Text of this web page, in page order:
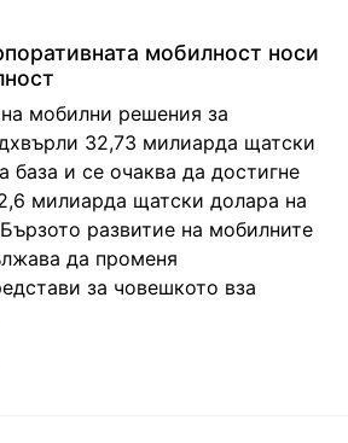
мобилност носи
мобилни решения за
32,73 милиарда щатски
база и се очаква да достигне
милиарда щатски долара на
развитие на мобилните
да променя
за човешкото вза